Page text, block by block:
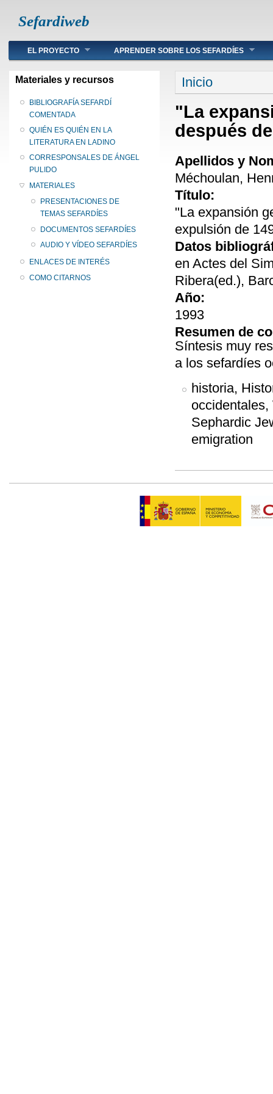
Sefardiweb
Main menu
EL PROYECTO APRENDER SOBRE LOS SEFARDÍES
Materiales y recursos
BIBLIOGRAFÍA SEFARDÍ
COMENTADA
QUIÉN ES QUIÉN EN LA
LITERATURA EN LADINO
CORRESPONSALES DE ÁNGEL
PULIDO
MATERIALES
PRESENTACIONES DE
TEMAS SEFARDÍES
DOCUMENTOS SEFARDÍES
AUDIO Y VÍDEO SEFARDÍES
ENLACES DE INTERÉS
COMO CITARNOS
Se encuentra
Inicio
"La
después
Apellidos y
Méchoulan,
Título:
"La expansión
expulsión de
Datos
en Actes del
Ribera(ed.),
Año:
1993
Resumen de
Síntesis muy
a los sefardíes
historia,
Sephardic
emigration